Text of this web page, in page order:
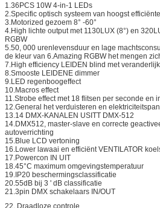
1.36PCS 10W 4-in-1 LEDs
2.Specific optisch systeem van hoogst
3.Motorized gezoem 8° -60°
4.High lichte output met 1130LUX (8°) en
RGBW
5.50, 000 urenlevensduur en lage
de kleur van 6.Amazing RGBW het mengen
7.High efficiency LEIDEN blind met
8.Smooste LEIDENE dimmer
9.LED regenboogeffect
10.Macros effect
11.Strobe effect met 18 flitsen per seconde en
12.General het verduisteren en
13.14 DMX-KANALEN USITT DMX-512
14.DMX512, master-slave en correcte
autoverrichting
15.Blue LCD vertoning
16.Lower lawaai en efficiënt VENTILATOR
17.Powercon IN UIT
18.45°C maximum omgevingstemperatuur
19.IP20 beschermingsclassificatie
20.55dB bij 3 ' dB classificatie
21.3pin DMX schakelaars IN/OUT
22. Draadloze controle